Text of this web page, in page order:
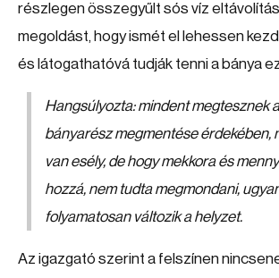
részlegen összegyűlt sós víz
megoldást, hogy ismét el lehessen
és látogathatóvá tudják tenni a bánya
Hangsúlyozta: mindent megtesznek
bányarész megmentése érdekében,
van esély, de hogy mekkora és
hozzá, nem tudta megmondani,
folyamatosan változik a helyzet.
Az igazgató szerint a felszínen